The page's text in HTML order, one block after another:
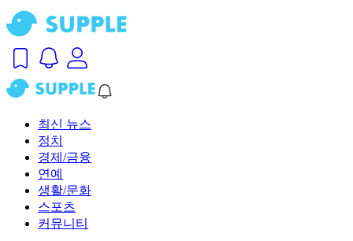
최신 뉴스
정치
경제/금융
연예
생활/문화
스포츠
커뮤니티